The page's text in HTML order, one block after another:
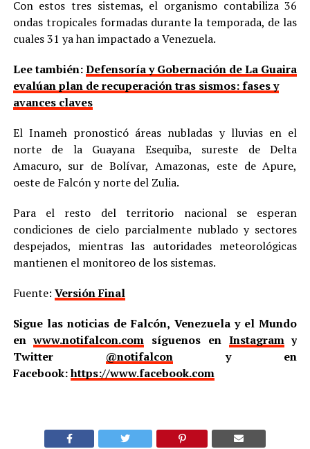
Con estos tres sistemas, el organismo contabiliza 36
ondas tropicales formadas durante la temporada, de las
cuales 31 ya han impactado a Venezuela.
Lee también:Defensoría y Gobernación de La Guaira
evalúan plan de recuperación tras sismos: fases y
avances claves
El Inameh pronosticó áreas nubladas y lluvias en el
norte de la Guayana Esequiba, sureste de Delta
Amacuro, sur de Bolívar, Amazonas, este de Apure,
oeste de Falcón y norte del Zulia.
Para el resto del territorio nacional se esperan
condiciones de cielo parcialmente nublado y sectores
despejados, mientras las autoridades meteorológicas
mantienen el monitoreo de los sistemas.
Fuente: Versión Final
Sigue las noticias de Falcón, Venezuela y el Mundo
enwww.notifalcon.com síguenos en Instagramy
Twitter @notifalcony en
Facebook:https://www.facebook.com